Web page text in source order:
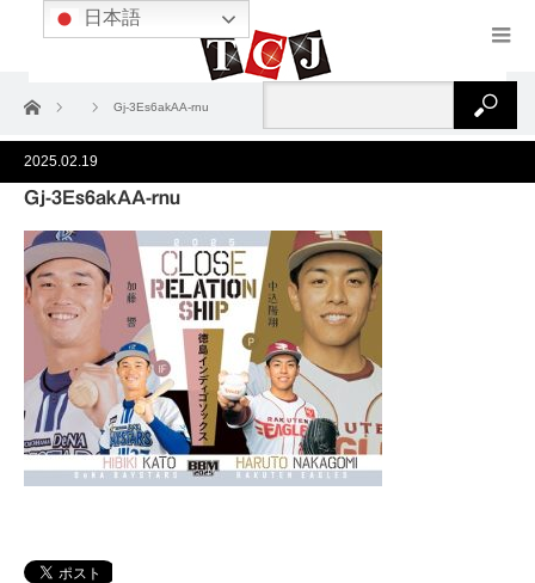
ホーム Gj-3Es6akAA-rnu
2025.02.19
Gj-3Es6akAA-rnu
日本語